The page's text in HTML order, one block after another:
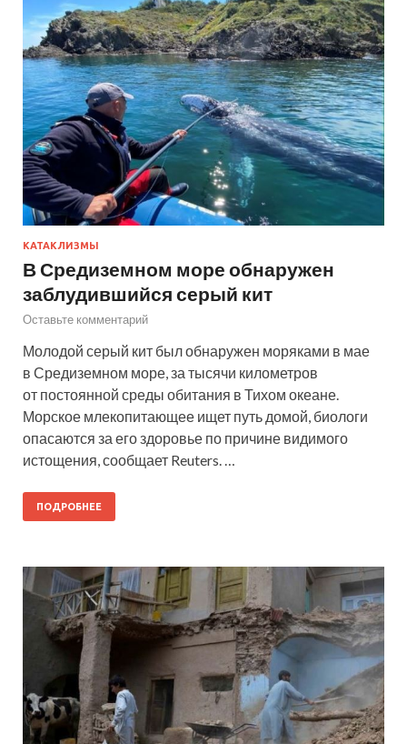
КАТАКЛИЗМЫ
В Средиземном море обнаружен
заблудившийся серый кит
Оставьте комментарий
Молодой серый кит был обнаружен моряками в мае
в Средиземном море, за тысячи километров
от постоянной среды обитания в Тихом океане.
Морское млекопитающее ищет путь домой, биологи
опасаются за его здоровье по причине видимого
истощения, сообщает Reuters. …
ПОДРОБНЕЕ